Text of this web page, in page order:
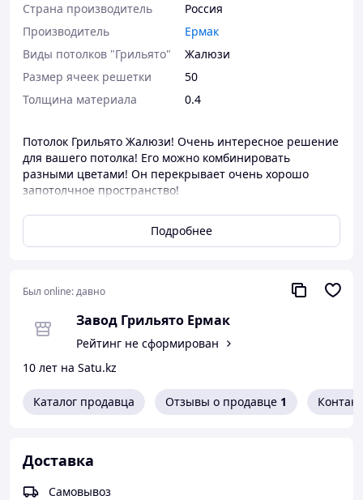
Страна производитель
Россия
Производитель
Ермак
Виды потолков "Грильято"
Жалюзи
Размер ячеек решетки
50
Толщина материала
0.4
Потолок Грильято Жалюзи! Очень интересное решение
для вашего потолка! Его можно комбинировать
разными цветами! Он перекрывает очень хорошо
запотолчное пространство!
Подробнее
Был online:давно
Завод Грильято Ермак
Рейтинг не сформирован
10 лет на Satu.kz
Каталог продавца Отзывы о продавце 1
Доставка
Самовывоз